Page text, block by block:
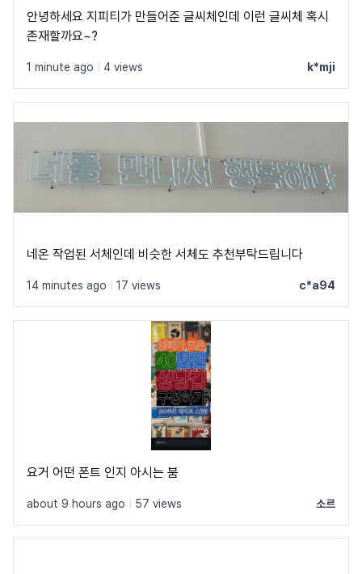
안녕하세요 지피티가 만들어준 글씨체인데 이런 글씨체 혹시
존재할까요~?
1 minute ago 4 views k*mji
네온 작업된 서체인데 비슷한 서체도 추천부탁드립니다
14 minutes ago 17 views c*a94
요거 어떤 폰트 인지 아시는 붐
about 9 hours ago 57 views 소르